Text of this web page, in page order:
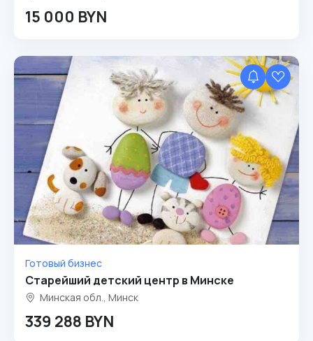
15 000 BYN
Готовый бизнес
Старейший детский центр в Минске
Минская обл., Минск
339 288 BYN